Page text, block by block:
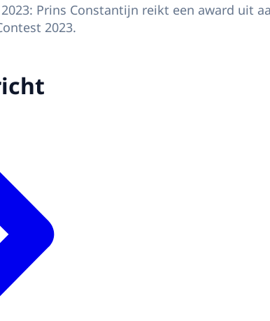
Prins Constantijn reikt een award uit
2023.